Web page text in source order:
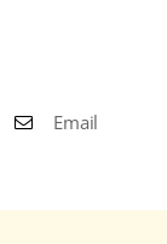
Email